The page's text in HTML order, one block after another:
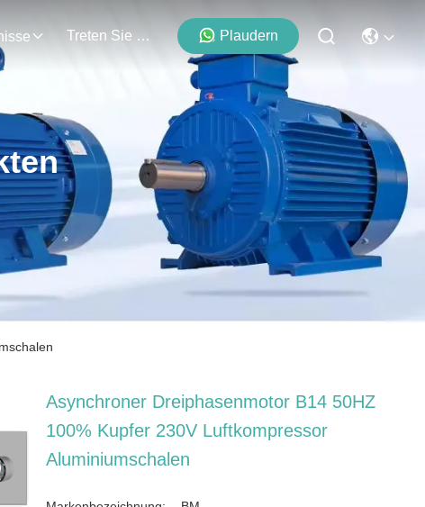
Treten Sie Mit Uns In Verbindung Plaudern
Asynchroner Dreiphasenmotor B14 50HZ
100% Kupfer 230V Luftkompressor
Aluminiumschalen